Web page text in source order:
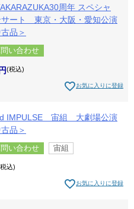
周年 スペシャ
サート 東京・大阪・愛知公演
品＞
い合わせ
税込
お気に入りに登録
IMPULSE 宙組 大劇場公演
品＞
い合わせ 宙組
税込
お気に入りに登録